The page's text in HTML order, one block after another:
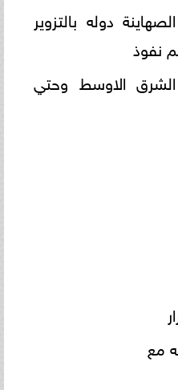
دوله بالتزوير
نفوذ
الاوسط وحتي
مع